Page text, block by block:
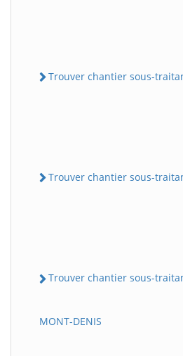
Trouver chantier sous-
Trouver chantier sous-
Trouver chantier sous-
MONT-DENIS